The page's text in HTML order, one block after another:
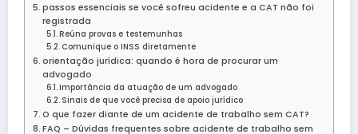
passos essenciais se você sofreu acidente e a CAT não foi
registrada
Reúna provas e testemunhas
Comunique o INSS diretamente
orientação jurídica: quando é hora de procurar um
advogado
Importância da atuação de um advogado
Sinais de que você precisa de apoio jurídico
O que fazer diante de um acidente de trabalho sem CAT?
FAQ – Dúvidas frequentes sobre acidente de trabalho sem